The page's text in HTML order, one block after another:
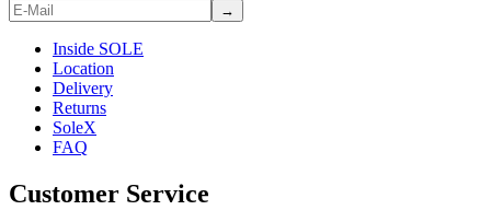
→
Inside SOLE
Location
Delivery
Returns
SoleX
FAQ
Customer Service